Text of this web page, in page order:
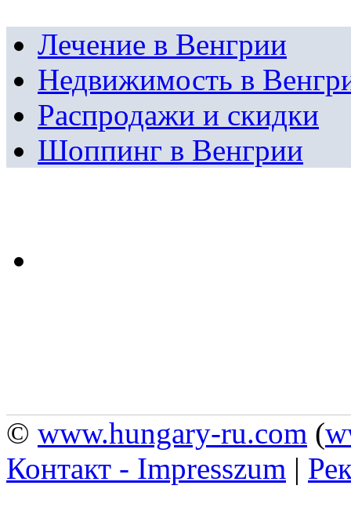
Лечение в Венгрии
Недвижимость в
Распродажи и скидки
Шоппинг в Венгрии
© www.hungary-ru.com (
Контакт - Impresszum |